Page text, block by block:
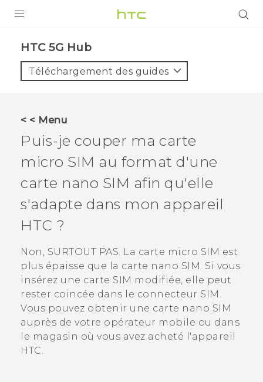
VIVE
VIVERSE
ASSISTANCE
Appareils HTC & Accessoires
Connexion
HTC 5G Hub‎
Téléchargement des guides
< < Menu
Puis-je couper ma carte
micro SIM au format d'une
carte nano SIM afin qu'elle
s'adapte dans mon appareil
HTC ?
Non, SURTOUT PAS. La carte micro SIM est
plus épaisse que la carte nano SIM . Si vous
insérez une carte SIM modifiée, elle peut
rester coincée dans le connecteur SIM.
Vous pouvez obtenir une carte nano SIM
auprès de votre opérateur mobile ou dans
le magasin où vous avez acheté l'appareil
HTC.